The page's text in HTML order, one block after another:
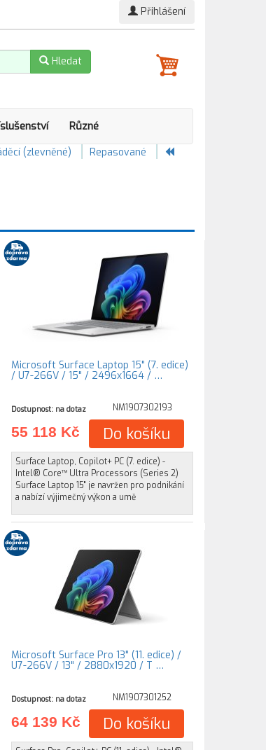
Přihlášení
Hledat
Různé
(zlevněné) Repasované
Microsoft Surface Laptop 15" (7. edice)
/ U7-266V / 15" / 2496x1664 / …
Dostupnost: na dotaz NM1907302193
55 118 Kč Do košíku
Surface Laptop, Copilot+ PC (7. edice) -
Intel® Core™ Ultra Processors (Series 2)
Surface Laptop 15" je navržen pro podnikání
a nabízí výjimečný výkon a umě
Microsoft Surface Pro 13" (11. edice) /
U7-266V / 13" / 2880x1920 / T …
Dostupnost: na dotaz NM1907301252
64 139 Kč Do košíku